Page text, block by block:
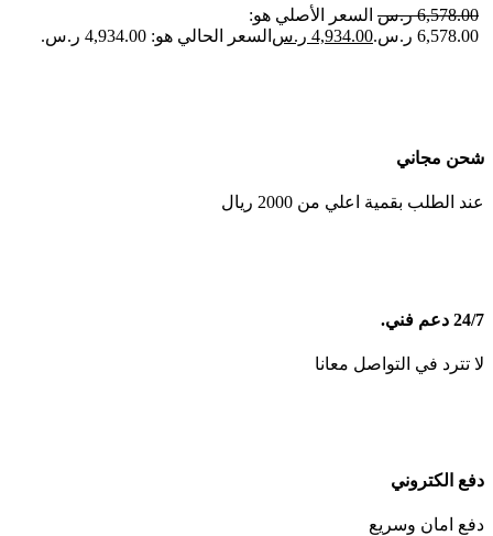
6,578.00 ر.س السعر الأصلي هو:
6,578.00 ر.س.
4,934.00 ر.س السعر الحالي هو: 4,934.00 ر.س.
شحن مجاني
عند الطلب بقمية اعلي من 2000 ريال
24/7 دعم فني.
لا تترد في التواصل معانا
دفع الكتروني
دفع امان وسريع